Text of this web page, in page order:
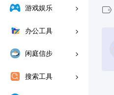
游戏娱乐
办公工具
闲庭信步
搜索工具